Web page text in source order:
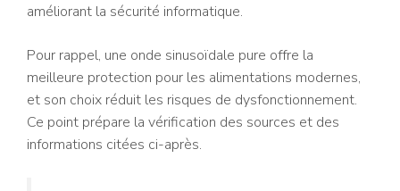
améliorant la sécurité informatique.
Pour rappel, une onde sinusoïdale pure offre la
meilleure protection pour les alimentations modernes,
et son choix réduit les risques de dysfonctionnement.
Ce point prépare la vérification des sources et des
informations citées ci-après.